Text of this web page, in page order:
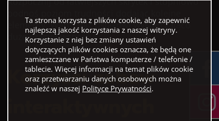
elementy. Warto dać psiakowi wystarczająco
dużo czasu i wsparcia.
Korzyści zabaw
Ta strona korzysta z plików cookie, aby zapewnić
najlepszą jakość korzystania z naszej witryny.
Korzystanie z niej bez zmiany ustawień
dotyczących plików cookies oznacza, że będą one
zamieszczane w Państwa komputerze / telefonie /
tablecie. Więcej informacji na temat plików cookie
oraz przetwarzaniu danych osobowych można
znaleźć w naszej Polityce Prywatności.